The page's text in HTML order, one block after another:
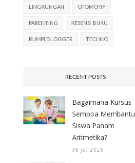
LINGKUNGAN OTOMOTIF
PARENTING RESENSI BUKU
RUMPI BLOGGER TECHNO
RECENT POSTS
Bagaimana Kursus
Sempoa Membantu
Siswa Paham
Aritmetika?
06 Jul 2026